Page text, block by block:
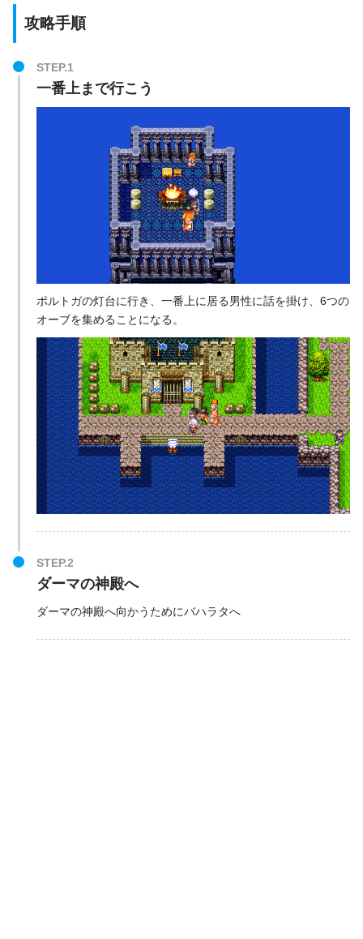
攻略手順
STEP.1
一番上まで行こう
ポルトガの灯台に行き、一番上に居る男性に話を掛け、6つの
オーブを集めることになる。
STEP.2
ダーマの神殿へ
ダーマの神殿へ向かうためにバハラタへ